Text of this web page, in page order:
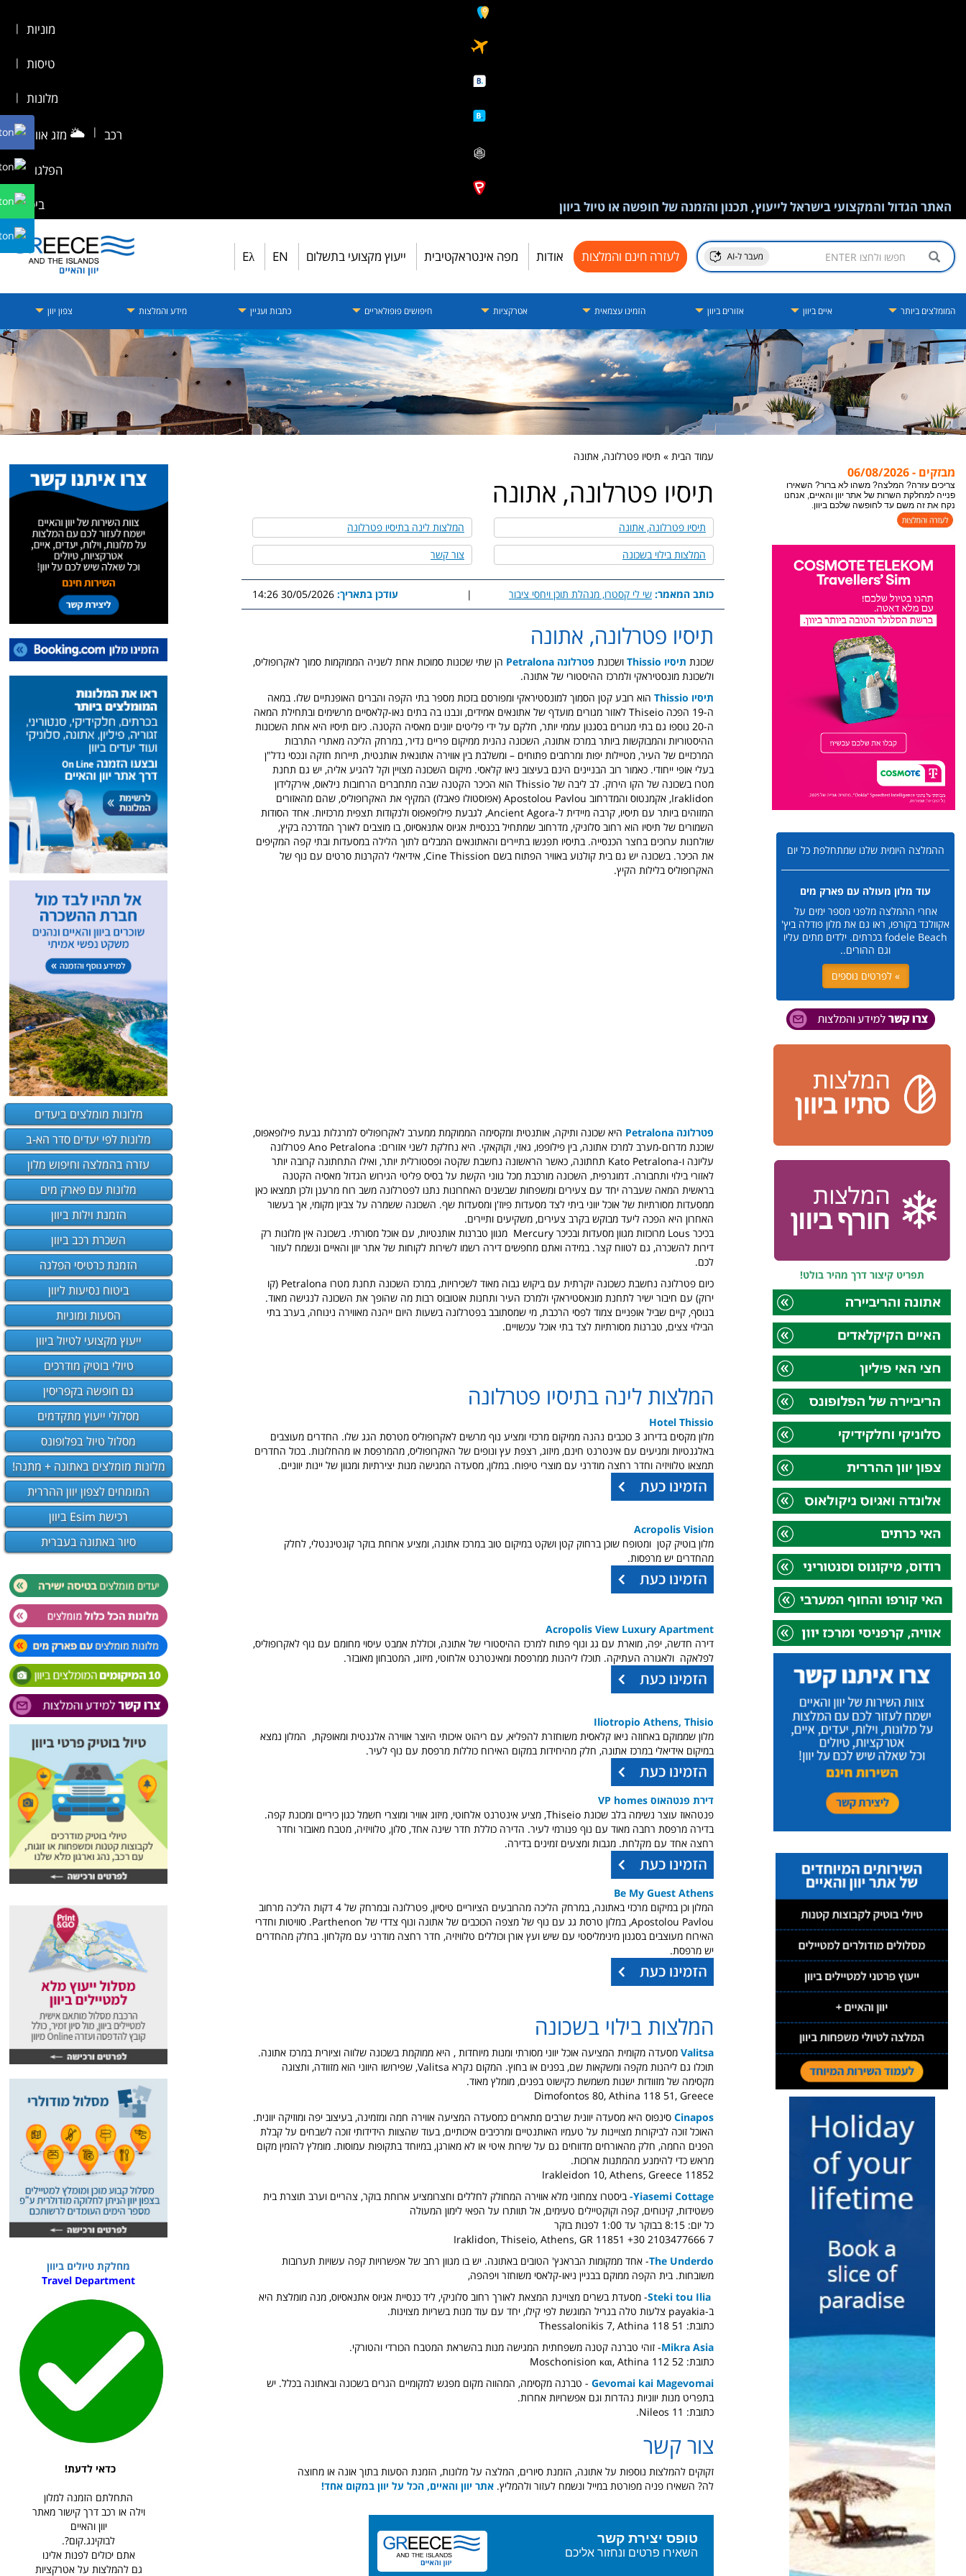
מוניות |
טיסות |
מלונות |
רכב |
🌥️ מזג אוויר |
הפלגות |
ביטוח האתר הגדול והמקצועי בישראל לייעוץ, תכנון והזמנה של חופשה או טיול ביוון
לעזרה חינם והמלצות אודות מפה אינטראקטיבית ייעוץ מקצועי בתשלום EN
Eλ
המומלצים ביותר איים ביוון אזורים ביוון הזמינו עצמאית אטרקציות חיפושים פופולאריים כתבות ועניין מידע והמלצות צפון יוון
עמוד הבית » תיסיו פטרלונה, אתונה
מבזקים - 06/08/2026
פנייה למחלקת השרות של אתר יוון והאיים, אנחנו
אתר יוון והאיים מתעדכן במידע חדש כל הזמן, לקבלת
המידע העדכני ביותר לעמוד בו אתם נמצאים או
צופים, מומלץ לבצע ריפרש לעמוד "רענון".
ההמלצה היומית שלנו שמתחלפת כל יום
עוד מלון מעולה עם פארק מים
אחרי ההמלצה מלפני מספר ימים על
אקוולנד בקורפו, ראו גם את מלון פודלה ביץ'
fodele Beach בכרתים. ילדים מתים עליו
וגם ההורים..
» לפרטים נוספים
תפריט קיצור דרך מהיר בולט!
תיסיו פטרלונה, אתונה
תיסיו פטרלונה, אתונה
המלצות לינה בתיסיו פטרלונה
המלצות בילוי בשכונה
צור קשר
כותב המאמר: שי לי קסטרו, מנהלת תוכן ויחסי ציבור | עודכן בתאריך: 30/05/2026 14:26
תיסיו פטרלונה, אתונה
שכונת תיסיו Thissio ושכונת פטרלונה Petralona הן שתי שכונות סמוכות אחת לשניה הממוקמות סמוך לאקרופוליס,
ולשכונת מונסטיראקי ולמרכז ההיסטורי של אתונה.
תיסיו Thissio
הוא רובע קטן הסמוך למונסטיראקי ומפורסם בזכות מספר בתי הקפה והברים האופנתיים שלו.במאה
ה-19 הפכה Thiseio לאזור מגורים מועדף של אתונאים אמידים, ונבנו בה בתים נאו-קלאסיים מרשימים ובתחילת המאה
ה-20 נוספו גם בתי מגורים בסגנון עממי יותר, חלקם על ידי פליטים יוונים מאסיה הקטנה. כיום
תיסיו היא אחת השכונות
ההיסטוריות והמבוקשות ביותר במרכז אתונה, השכונה נהנית ממיקום פריים נדיר, במרחק הליכה מאתרי התרבות
המרכזיים של העיר, מטיילות יפות ומרחבים פתוחים – ומשלבת בין אווירה אתונאית אותנטית, תיירות חזקה ונכסי נדל"ן
בעלי אופי ייחודי. כאמור רוב הבניינים הינם בעיצוב ניאו קלאסי. מיקום השכונה מצויין וקל להגיע אליה, יש גם תחנת
מטרו בשכונה של הקו הירוק. לב ליבה של Thissio הוא הכיכר הקטנה שבה מתחברים הרחובות נילאוס, אירקלידון
Iraklidon, אקמנטוס והמדרחוב Apostolou Pavlou (אפוסטולו פאבלו) המקיף את האקרופוליס,
שהם מהאזורים
המזוהים ביותר עם תיסיו, קרבה מיידית ל-Ancient Agora, לגבעת פילופאפוס ולנקודות תצפית מרכזיות.
אחד הסודות
השמורים של תיסיו הוא רחוב סלוניקי, מדרחוב שמתחיל בכנסיית אגיוס אתנאסיוס, בו מוצבים לאורך המדרכה בקיץ,
שולחנות ערוכים בחצר הכנסייה. בתיסיו תפגשו בתיירים והאתונאים המבלים לתוך הלילה במסעדות ובתי קפה המקיפים
את הכיכר. בשכונה יש גם בית קולנוע באוויר הפתוח בשם Cine Thission, אידיאלי להקרנות סרטים עם נוף של
האקרופוליס בלילות הקיץ.
פטרלונה Petralona היא שכונה ותיקה, אותנטית ומקסימה הממוקמת ממערב לאקרופוליס למרגלות גבעת פילופאפוס,
שוכנת מדרום-מערב למרכז אתונה, בין פילופפו, גאזי, וקוקאקי. היא נחלקת לשני אזורים: Ano Petralona פטרלונה
עליונה ו-Kato Petralona תחתונה, כאשר הראשונה נחשבת שקטה ופסטורלית יותר, ואילו התחתונה קרובה יותר
לאזורי בילוי ותחבורה. דמוגרפית, השכונה מורכבת מכל גווני הקשת על בסיס פליטי הגירוש הגדול מאסיה הקטנה
בראשית המאה שעברה יחד עם צעירים ומשפחות שבשנים האחרונות נתנו לפטרלונה משב רוח מרענן ולכן תמצאו כאן
ממסעדות מסורתיות של אוכל יווני ביתי לצד מסעדות פיוז'ן ומסעדות שף. השכונה ששמרה על צביון מקומי, אך בעשור
האחרון היא הפכה ליעד מבוקש בקרב צעירים, משקיעים ותיירים.
בכיכר Lous מרוכזות מגוון מסעדות ובכיכר Mercury מגוון טברנות אותנטיות, עם אוכל מסורתי. בשכונה אין מלונות רק
דירות להשכרה, גם לטווח קצר. במידה ואתם מחפשים דירה רשמו לשירות לקוחות של אתר יוון והאיים ונשמח לעזור
לכם.
כיום פטרלונה נחשבת כשכונה יוקרתית עם ביקוש גבוה מאוד לשכירויות, במרכז השכונה תחנת מטרו Petralona (קו
ירוק) עם חיבור ישיר לתחנת מונאסטיראקי ולמרכז העיר ותחנות אוטובוס רבות מה שהופך את השכונה לנגישה מאוד.
בנוסף, קיים שביל אופניים צמוד לפסי הרכבת, מי שמסתובב בפטרלונה בשעות היום ייהנה מאווירה נינוחה, בערב בתי
הבילוי צצים, טברנות מסורתיות לצד בתי אוכל עכשויים.
המלצות לינה בתיסיו פטרלונה
Hotel Thissio
מלון מקסים בדירוג 3 כוכבים נהנה ממיקום מרכזי ומציע נוף מרשים לאקרופוליס מטרסת הגג שלו. החדרים מעוצבים
באלגנטיות ומגיעים עם אינטרנט חינם, מיזוג, רצפת עץ ונופים של האקרופוליס, מהמרפסת או מהחלונות. בכול החדרים
תמצאו טלוויזיה וחדר רחצה מודרני עם מוצרי טיפוח. במלון, מסעדה המגישה מנות יצירתיות ומגוון של יינות יווניים.
Acropolis Vision
מלון בוטיק קטן ומטופח שוכן ברחוק קטן ושקט במיקום טוב במרכז אתונה, ומציע ארוחת בוקר קונטיננטלי, לחלק
מהחדרים יש מרפסות.
Acropolis View Luxury Apartment
דירה חדשה, יפה, מוארת עם גג ונוף פתוח למרכז ההיסטורי של אתונה, וכוללת אמבט עיסוי מחומם עם נוף לאקרופוליס,
לפלאקה ולאגורה העתיקה. תוכלו ליהנות ממרפסת ומאינטרנט אלחוטי, מיזוג, המטבחון מאובזר.
Iliotropio Athens, Thisio
מלון שממוקם באחוזה ניאו קלאסית משוחזרת להפליא, עם ריהוט איכותי היוצר אווירה אלגנטית ומאופקת, המלון נמצא
במיקום אידיאלי במרכז אתונה, חלק מהיחידות במקום האירוח כוללות מרפסת עם נוף לעיר.
דירת פנטהאוס VP homes
פנטהאוז עוצר נשימה בלב שכונת Thiseio, מציע אינטרנט אלחוטי, מיזוג אוויר ומוצרי חשמל כגון כיריים ומכונת קפה.
בדירה מרפסת רחבה מאוד עם נוף פנורמי לעיר. הדירה כוללת חדר שינה אחד, סלון, טלוויזיה, מטבח מאובזר וחדר
רחצה אחד עם מקלחת. מגבות ומצעים זמינים בדירה.
Be My Guest Athens
המלון וכן במיקום מרכזי באתונה, במרחק הליכה מהרובעים הציוריים טיסיון, פטרלונה ובמרחק של 4 דקות הליכה מרחוב
Apostolou Pavlou, במלון טרסת גג עם נוף של מצפה הכוכבים של אתונה ונוף צדדי של Parthenon. סוויטות וחדרי
האירוח מעוצבים בסגנון מינימליסטי עם שיש ועץ אורן וכוללים טלוויזיה, חדר רחצה מודרני עם מקלחון. בחלק מהחדרים
יש מרפסת.
המלצות בילוי בשכונה
Valitsa מסעדה מקומית המציעה אוכל יווני מסורתי ומנות מיוחדות , היא ממוקמת בשכונה שלווה וציורית במרכז אתונה.
תוכלו גם ליהנות מקפה ומשקאות שם, בפנים או בחוץ.
המקום נקרא Valitsa, שפירושו היווני הוא מזוודה, ותצוגה
מקסימה של מזוודות ישנות משמשת כקישוט בפנים, מומלץ מאוד.
Dimofontos 80, Athina 118 51, Greece
Cinapos סינפוס היא מסעדה יוונית שרבים מתארים כמסעדה המציעה אווירה חמה ומזמינה, בעיצוב יפה ומוזיקה יוונית.
האוכל זוכה לביקורות מצויינות על טעמיו האותנטיים ומרכיבים איכותיים, בעוד שהצוות הידידותי זוכה לשבחים על קבלת
הפנים החמה, חלק מהאורחים מדווחים גם על שירות איטי או לא מאורגן, במיוחד בתקופות עמוסות. מומלץ להזמין מקום
מראש כדי להימנע מהמתנות ארוכות.
Irakleidon 10, Athens, Greece 11852
Yiasemi Cottage- ביסטרו צמחוני מלא אווירה המחולק לחללים וחצרומציע ארוחת בוקר, צהריים וערב תוצרת בית
פשטידות, קינוחים, קפה וקוקטיילים טעימים, אל תוותרו על הפאי לימון המעולה
כל יום: 8:15 בבוקר עד 1:00 לפנות בוקר
7 Iraklidon, Thiseio, Athens, GR 11851 +30 2103477666
The Underdo- אחד ממקומות הבראנץ' הטובים באתונה. יש בו מגוון רחב של אפשרויות קפה עשויות תערובות
משובחות. בית הקפה ממוקם בבניין ניאו-קלאסי משוחזר ויפהפה,
- מסעדת בשרים מצויינת המצאת לאורך רחוב סלוניקי, ליד כנסיית אגיוס אתנאסיוס, מנה מומלצת היא
ב-payakia צלעות טלה בגריל המוגשת לפי קילו, יחד עם עוד מנות בשריות מצוינות.
כתובת: Thessalonikis 7, Athina 118 51
Mikra Asia- זוהי טברנה קטנה משפחתית המגישה מנות בהשראת המטבח הכורדי והטורקי.
כתובת: Moschonision και, Athina 112 52
Gevomai kai Magevomai - טברנה מקסימה, המהווה מקום מפגש למקומיים הגרים בשכונה ובאתונה בכלל. יש
בתפריט מנות יווניות נהדרות וגם אפשרויות אחרות.
כתובת: Nileos 11.
צור קשר
זקוקים להמלצות נוספות על אתונה, הזמנת סיורים, המלצה על מלונות, הזמנת הסעות בתוך אונה או מחוצה
לה? השאירו פניה מפורטת במייל ונשמח לעזור ולהמליץ. אתר יוון והאיים, הכל על יוון במקום אחד!
מלונות מומלצים ביעדים
מלונות לפי יעדים סדר הא-ב
עזרה בהמלצה וחיפוש מלון
מלונות עם פארק מים
הזמנת וילות ביוון
השכרת רכב ביוון
הזמנת כרטיסי הפלגה
ביטוח נסיעות ליוון
הסעות ומוניות
ייעוץ מקצועי לטיול ביוון
טיולי בוטיק מודרכים
גם חופשה בקפריסין
מסלולי ייעוץ מתקדמים
מסלול טיול בפלופונס
מלונות מומלצים באתונה + מתנה!
המומחים לצפון יוון ההררית
רכישת Esim ביוון
סיור באתונה בעברית
מחלקת טיולים ביוון
Travel Department
כדאי לדעת!
התחלתם הזמנה למלון
וילה או רכב דרך קישור מאתר
יוון והאיים
לבוקינג.קום?.
אתם יכולים לפנות אלינו
גם להמלצות על אטרקציות